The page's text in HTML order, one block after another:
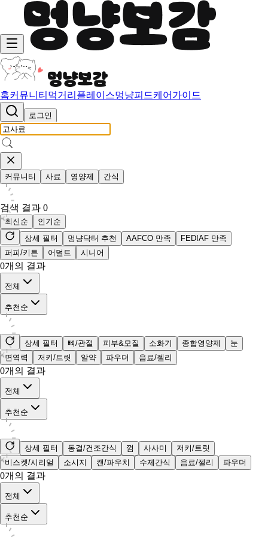
홈커뮤니티 먹거리 플레이스멍냥피드케어가이드
로그인
커뮤니티 사료 영양제 간식
검색 결과 0
최신순
인기순
상세 필터
멍냥닥터 추천 AAFCO 만족
FEDIAF 만족
퍼피/키튼
어덜트 시니어
0개의 결과
전체
추천순
상세 필터 뼈/관절 피부&모질 소화기 종합영양제
눈
면역력
저키/트릿 알약 파우더 음료/젤리
0개의 결과
전체
추천순
상세 필터 동결/건조간식 껌 사사미
저키/트릿
비스켓/시리얼
소시지 캔/파우치 수제간식 음료/젤리 파우더
0개의 결과
전체
추천순